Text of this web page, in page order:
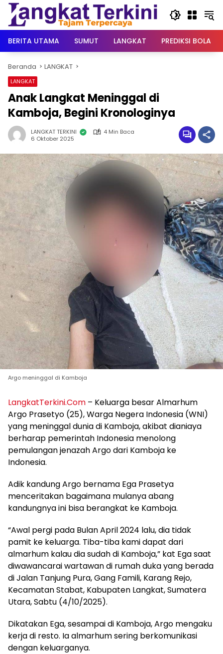
Langsung
konten
BERITA UTAMA
SUMUT LANGKAT PREDIKSI BOLA
Beranda LANGKAT
LANGKAT
Anak Langkat Meninggal di
Kamboja, Begini Kronologinya
LANGKAT TERKINI
4 Min Baca
6 Oktober 2025
Argo meninggal di Kamboja
LangkatTerkini.Com – Keluarga besar Almarhum
Argo Prasetyo (25), Warga Negera Indonesia (WNI)
yang meninggal dunia di Kamboja, akibat dianiaya
berharap pemerintah Indonesia menolong
pemulangan jenazah Argo dari Kamboja ke
Indonesia.
Adik kandung Argo bernama Ega Prasetya
menceritakan bagaimana mulanya abang
kandungnya ini bisa berangkat ke Kamboja.
“Awal pergi pada Bulan April 2024 lalu, dia tidak
pamit ke keluarga. Tiba-tiba kami dapat dari
almarhum kalau dia sudah di Kamboja,” kat Ega saat
diwawancarai wartawan di rumah duka yang berada
di Jalan Tanjung Pura, Gang Famili, Karang Rejo,
Kecamatan Stabat, Kabupaten Langkat, Sumatera
Utara, Sabtu (4/10/2025).
Dikatakan Ega, sesampai di Kamboja, Argo mengaku
kerja di resto. Ia almarhum sering berkomunikasi
dengan keluarganya.